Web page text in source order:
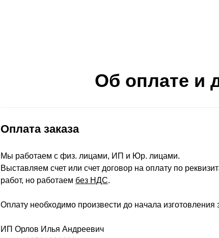
Об оплате и
Оплата заказа
Мы работаем с физ. лицами, ИП и Юр. лицами.
Выставляем счет или счет договор на оплату по
работ, но работаем без НДС.
Оплату необходимо произвести до начала
ИП Орлов Илья Андреевич